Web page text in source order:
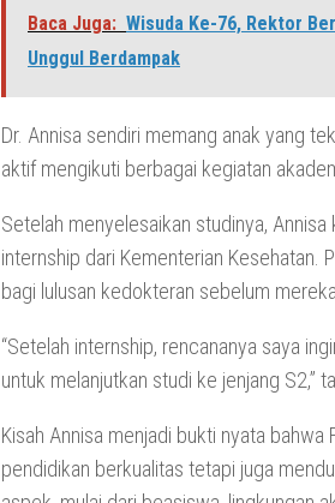
Baca Juga: Wisuda Ke-76, Rektor
Unggul Berdampak
Dr. Annisa sendiri memang anak yang
aktif mengikuti berbagai kegiatan
Setelah menyelesaikan studinya,
internship dari Kementerian Kesehatan.
bagi lulusan kedokteran sebelum
“Setelah internship, rencananya saya
untuk melanjutkan studi ke jenjang S2,”
Kisah Annisa menjadi bukti nyata bahwa
pendidikan berkualitas tetapi juga